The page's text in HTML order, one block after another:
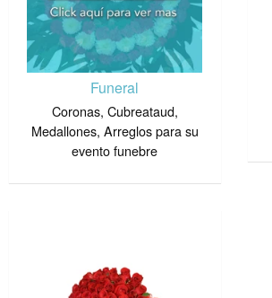
Funeral
Coronas, Cubreataud,
Medallones, Arreglos para su
evento funebre